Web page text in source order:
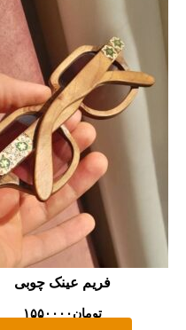
فریم عینک چوبی
تومان۱۵۵۰۰۰۰